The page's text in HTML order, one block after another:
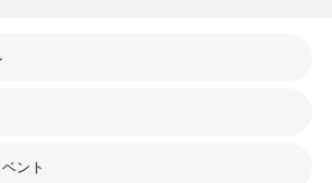
ント